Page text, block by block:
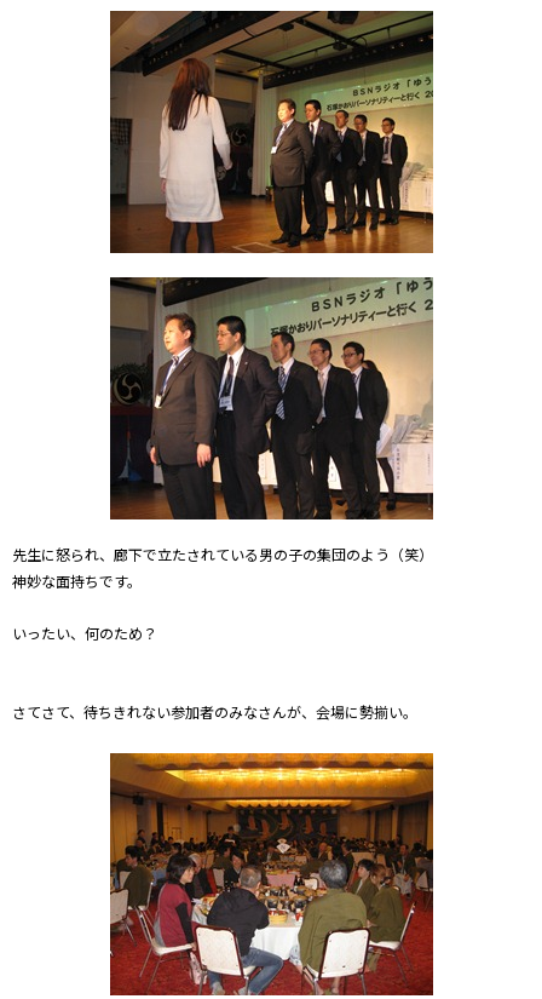
先生に怒られ、廊下で立たされている男の子の集団のよう（笑）
神妙な面持ちです。
いったい、何のため？
さてさて、待ちきれない参加者のみなさんが、会場に勢揃い。